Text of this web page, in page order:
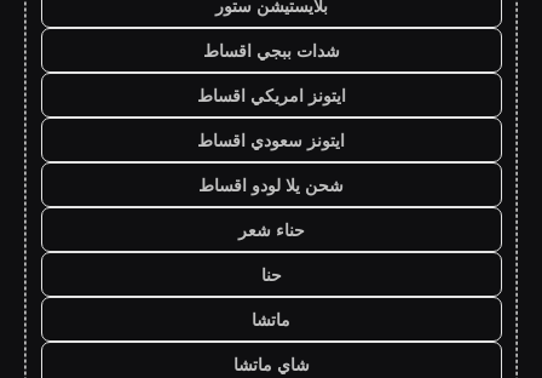
بلايستيشن ستور
شدات ببجي اقساط
ايتونز امريكي اقساط
ايتونز سعودي اقساط
شحن يلا لودو اقساط
حناء شعر
حنا
ماتشا
شاي ماتشا